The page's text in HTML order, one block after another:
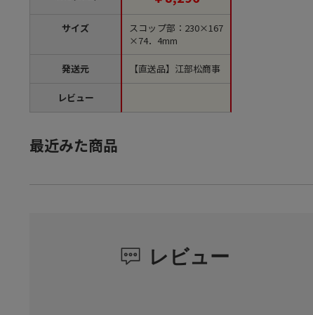
サイズ
発送元
レビュー
スコップ部：230×167
×74．4mm
【直送品】江部松商事
最近みた商品
レビュー